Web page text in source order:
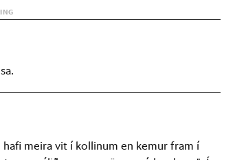
meira vit í kollinum en kemur fram í